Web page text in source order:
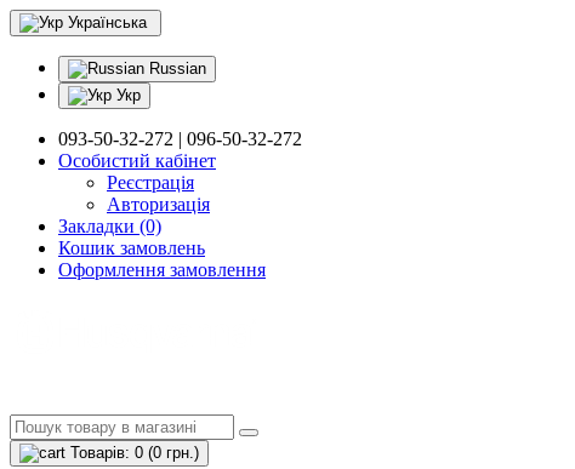
Українська
Russian
Укр
093-50-32-272 | 096-50-32-272
Особистий кабінет
Реєстрація
Авторизація
Закладки (0)
Кошик замовлень
Оформлення замовлення
Товарів: 0 (0 грн.)